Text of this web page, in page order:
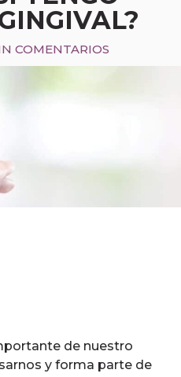
COMENTARIOS
de nuestro
y forma parte de